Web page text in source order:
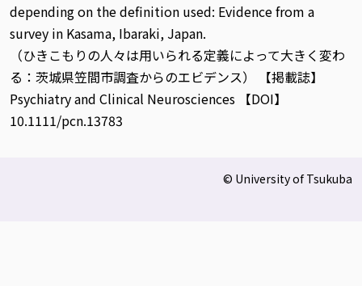
depending on the definition used: Evidence from a
survey in Kasama, Ibaraki, Japan.
（ひきこもりの人々は用いられる定義によって大きく変わ
る：茨城県笠間市調査からのエビデンス） 【掲載誌】
Psychiatry and Clinical Neurosciences 【DOI】
10.1111/pcn.13783
© University of Tsukuba